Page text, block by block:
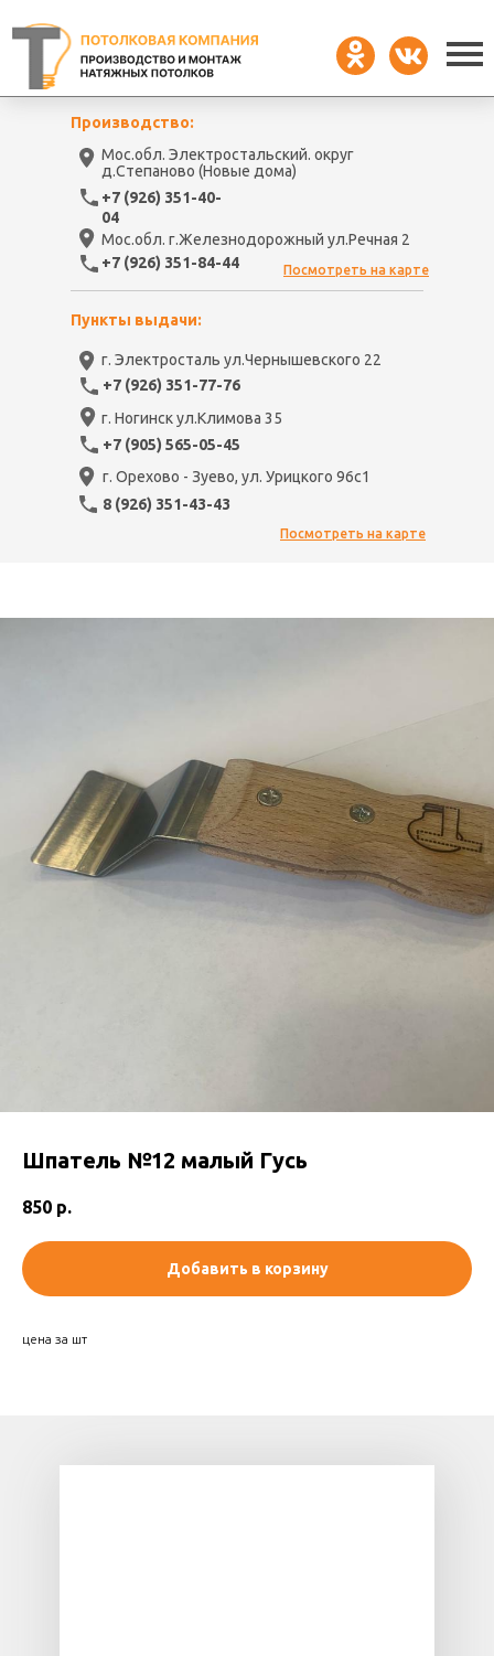
г. Ногинск ул.Климова 35
+7 (905) 565-05-45
г. Орехово - Зуево, ул. Урицкого 96с1
8 (926) 351-43-43
Мос.обл. Электростальский. округ
д.Степаново (Новые дома)
г. Электросталь ул.Чернышевского 22
Мос.обл. г.Железнодорожный ул.Речная 2
Производство:
Пункты выдачи:
+7 (926) 351-40-
04
+7 (926) 351-84-44
+7 (926) 351-77-76
Посмотреть на карте
Посмотреть на карте
Шпатель №12 малый Гусь
850 р.
Добавить в корзину
цена за шт